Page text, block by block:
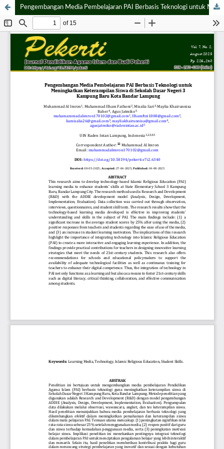
Pengembangan Media Pembelajaran PAI Berbasis Teknologi untuk Meningkatkan Keterampilan Siswa di Sekolah Dasar Negeri 3 Kampung Baru Kota Bandar Lampung